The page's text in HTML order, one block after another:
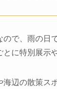
ので、雨の日
とに特別展示
海辺の散策ス